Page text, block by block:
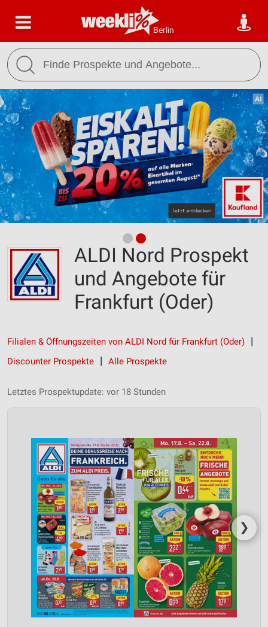
Berlin
ALDI Nord Prospekt
und Angebote für
Frankfurt (Oder)
Filialen & Öffnungszeiten von ALDI Nord für Frankfurt (Oder)
Discounter Prospekte
Alle Prospekte
Letztes Prospektupdate: vor 18 Stunden
❯